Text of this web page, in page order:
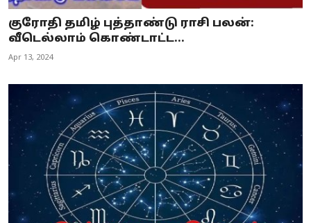
குரோதி தமிழ் புத்தாண்டு ராசி பலன்:
வீடெல்லாம் கொண்டாட்ட...
Apr 13, 2024